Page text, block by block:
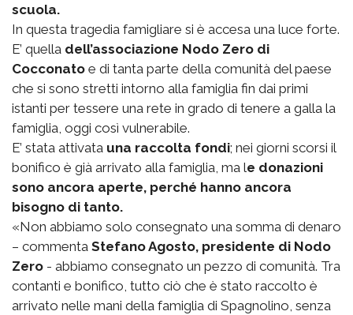
scuola.
In questa tragedia famigliare si è accesa una luce forte.
E’ quella dell’associazione Nodo Zero di
Cocconato e di tanta parte della comunità del paese
che si sono stretti intorno alla famiglia fin dai primi
istanti per tessere una rete in grado di tenere a galla la
famiglia, oggi così vulnerabile.
E’ stata attivata una raccolta fondi; nei giorni scorsi il
bonifico è già arrivato alla famiglia, ma le donazioni
sono ancora aperte, perché hanno ancora
bisogno di tanto.
«Non abbiamo solo consegnato una somma di denaro
– commenta Stefano Agosto, presidente di Nodo
Zero - abbiamo consegnato un pezzo di comunità. Tra
contanti e bonifico, tutto ciò che è stato raccolto è
arrivato nelle mani della famiglia di Spagnolino, senza